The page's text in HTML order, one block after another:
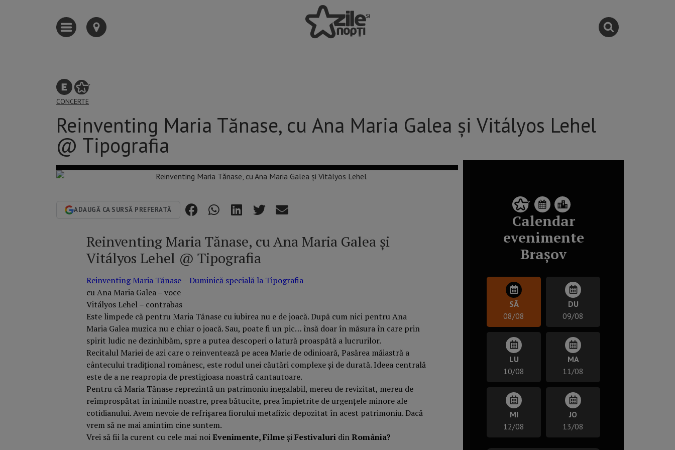
CONCERTE
Reinventing Maria Tănase, cu Ana Maria Galea și Vitályos Lehel
@ Tipografia
ADAUGĂ CA SURSĂ PREFERATĂ
Reinventing Maria Tănase, cu Ana Maria Galea și
Vitályos Lehel @ Tipografia
Reinventing Maria Tănase – Duminică specială la Tipografia
cu Ana Maria Galea – voce
Vitályos Lehel – contrabas
Este limpede că pentru Maria Tănase cu iubirea nu e de joacă. După cum nici pentru Ana
Maria Galea muzica nu e chiar o joacă. Sau, poate fi un pic… însă doar în măsura în care prin
spirit ludic ne dezinhibăm, spre a putea descoperi o latură proaspătă a lucrurilor.
Recitalul Mariei de azi care o reinventează pe acea Marie de odinioară, Pasărea măiastră a
cântecului tradițional românesc, este rodul unei căutări complexe și de durată. Ideea centrală
este de a ne reapropia de prestigioasa noastră cantautoare.
Pentru că Maria Tănase reprezintă un patrimoniu inegalabil, mereu de revizitat, mereu de
reîmprospătat în inimile noastre, prea bătucite, prea împietrite de urgențele minore ale
cotidianului. Avem nevoie de refrișarea fiorului metafizic depozitat în acest patrimoniu. Dacă
vrem să ne mai amintim cine suntem.
Vrei să fii la curent cu cele mai noiEvenimente, Filme șiFestivaluri dinRomânia?
Calendar
evenimente
Brașov
SÂ
08/08
DU
09/08
LU
10/08
MA
11/08
MI
12/08
JO
13/08